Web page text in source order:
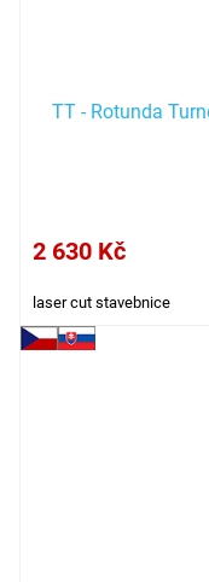
TT - Rotunda
2 630 Kč
laser cut stavebnice